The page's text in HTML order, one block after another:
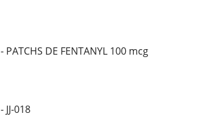
- PATCHS DE FENTANYL 100 mcg
- JJ-018